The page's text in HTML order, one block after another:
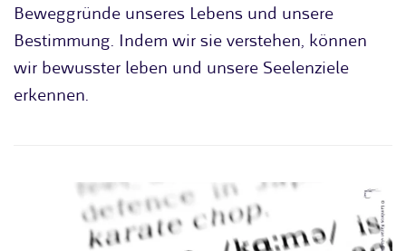
Beweggründe unseres Lebens und unsere
Bestimmung. Indem wir sie verstehen, können
wir bewusster leben und unsere Seelenziele
erkennen.